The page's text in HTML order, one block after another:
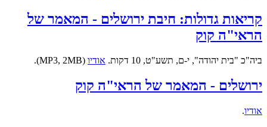
קריאות גדולות: חיבת ירושלים - המאמר של
הראי"ה קוק
ביה"כ "בית יהודה", י-ם, תשע"ט, 10 דקות. אודיו (MP3, 2MB).
ירושלים - המאמר של הראי"ה קוק
אודיו.